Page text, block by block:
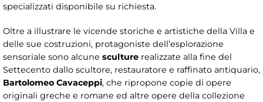
specializzati disponibile su richiesta.
Oltre a illustrare le vicende storiche e artistiche della Villa e
delle sue costruzioni, protagoniste dell’esplorazione
sensoriale sono alcune sculture realizzate alla fine del
Settecento dallo scultore, restauratore e raffinato antiquario,
Bartolomeo Cavaceppi, che ripropone copie di opere
originali greche e romane ed altre opere della collezione